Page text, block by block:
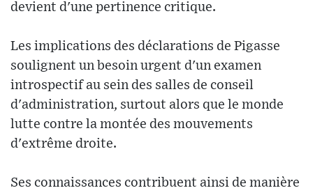
devient d'une pertinence critique.
Les implications des déclarations de Pigasse
soulignent un besoin urgent d'un examen
introspectif au sein des salles de conseil
d'administration, surtout alors que le monde
lutte contre la montée des mouvements
d'extrême droite.
Ses connaissances contribuent ainsi de manière